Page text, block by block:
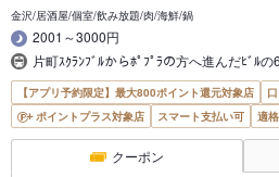
金沢/居酒屋/個室/飲み放題/肉/海鮮/鍋
2001～3000円
片町ｽｸﾗﾝﾌﾞﾙからﾎﾟﾌﾟﾗの方へ進んだﾋﾞﾙの
【アプリ予約限定】最大800ポイント還元対象店
ポイントプラス対象店
スマート支払い可 適
クーポン